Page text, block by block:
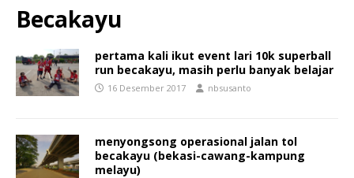
Becakayu
pertama kali ikut event lari 10k superball
run becakayu, masih perlu banyak belajar
16 Desember 2017 nbsusanto
menyongsong operasional jalan tol
becakayu (bekasi-cawang-kampung
melayu)